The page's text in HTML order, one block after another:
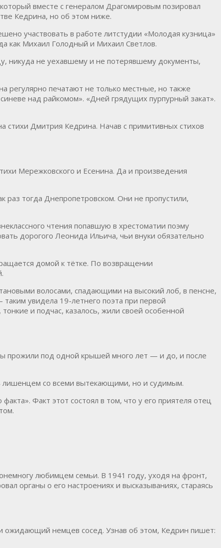
вместе с генералом Драгомировым позировал
Кедрина, но об этом ниже.
участвовать в работе литстудии «Молодая кузница»
как Михаил Голодный и Михаил Светлов.
никуда не уехавшему и не потерявшему документы,
регулярно печатают не только местные, но также
над райкомом». «Дней грядущих пурпурный закат».
стихи Дмитрия Кедрина. Начав с примитивных стихов
Мережковского и Есенина. Да и произведения
раз тогда Днепропетровском. Они не пропустили,
чтения попавшую в хрестоматии поэму
дорогого Леонида Ильича, чьи внуки обязательно
домой к тётке. По возвращении
волосами, спадающими на высокий лоб, в пенсне,
увидела 19-летнего поэта при первой
и подчас, казалось, жили своей особенной
прожили под одной крышей много лет — и до, и после
лишенцем со всеми вытекающими, но и судимым.
Факт этот состоял в том, что у его приятеля отец
любимцем семьи. В 1941 году, уходя на фронт,
органы о его настроениях и высказываниях, стараясь
ожидающий немцев сосед. Узнав об этом, Кедрин пишет: